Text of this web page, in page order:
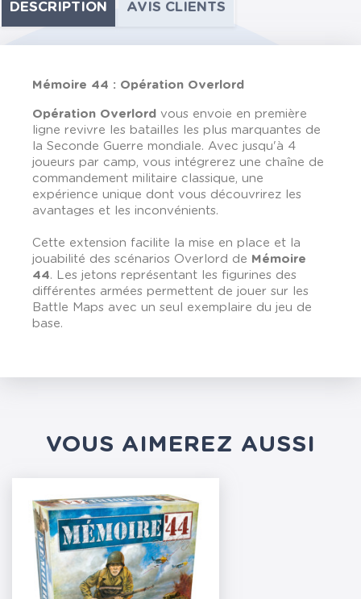
DESCRIPTION AVIS CLIENTS
Mémoire 44 : Opération Overlord
Opération Overlord vous envoie en première
ligne revivre les batailles les plus marquantes de
la Seconde Guerre mondiale. Avec jusqu'à 4
joueurs par camp, vous intégrerez une chaîne de
commandement militaire classique, une
expérience unique dont vous découvrirez les
avantages et les inconvénients.
Cette extension facilite la mise en place et la
jouabilité des scénarios Overlord de Mémoire
44. Les jetons représentant les figurines des
différentes armées permettent de jouer sur les
Battle Maps avec un seul exemplaire du jeu de
base.
VOUS AIMEREZ AUSSI